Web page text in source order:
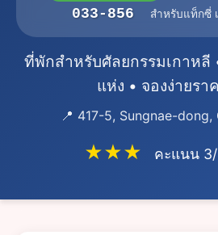
033-856
สำหรับแท็กซี่
ที่พักสำหรับศัลยกรรมเกาหลี
แห่ง • จองง่ายรา
📍 417-5, Sungnae-
★★★ คะแนน